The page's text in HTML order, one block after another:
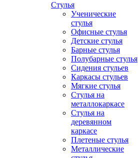
Стулья
Ученические
стулья
Офисные стулья
Детские стулья
Барные стулья
Полубарные стулья
Сидения стульев
Каркасы стульев
Мягкие стулья
Стулья на
металлокаркасе
Стулья на
деревянном
каркасе
Плетеные стулья
Металлические